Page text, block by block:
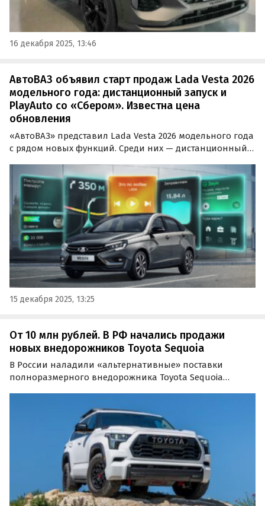
16 декабря 2025, 13:46
АвтоВАЗ объявил старт продаж Lada Vesta 2026
модельного года: дистанционный запуск и
PlayAuto со «Сбером». Известна цена
обновления
«АвтоВАЗ» представил Lada Vesta 2026 модельного года
с рядом новых функций. Среди них — дистанционный
карту и мультимедийная система с экосистемой
«Сбера» стали доступны с базовой комплектации.
15 декабря 2025, 13:25
От 10 млн рублей. В РФ начались продажи
новых внедорожников Toyota Sequoia
В России наладили «альтернативные» поставки
полноразмерного внедорожника Toyota Sequoia
долговечных в мире.